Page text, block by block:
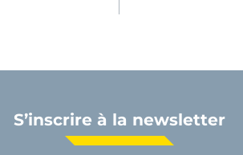
S’inscrire à la newsletter